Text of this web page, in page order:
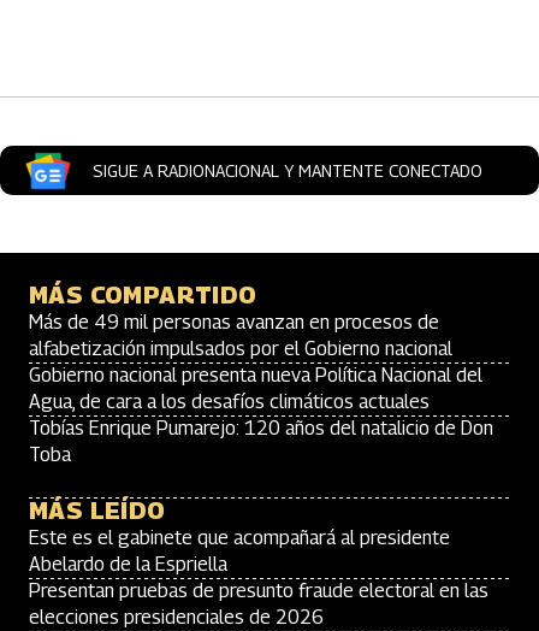
SIGUE A RADIONACIONAL Y MANTENTE CONECTADO
MÁS COMPARTIDO
Más de 49 mil personas avanzan en procesos de
alfabetización impulsados por el Gobierno nacional
Gobierno nacional presenta nueva Política Nacional del
Agua, de cara a los desafíos climáticos actuales
Tobías Enrique Pumarejo: 120 años del natalicio de Don
Toba
MÁS LEÍDO
Este es el gabinete que acompañará al presidente
Abelardo de la Espriella
Presentan pruebas de presunto fraude electoral en las
elecciones presidenciales de 2026